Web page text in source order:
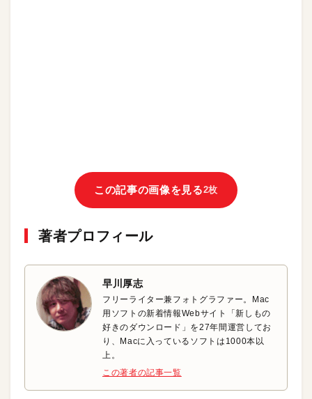
この記事の画像を見る2枚
著者プロフィール
早川厚志
フリーライター兼フォトグラファー。Mac
用ソフトの新着情報Webサイト「新しもの
好きのダウンロード」を27年間運営してお
り、Macに入っているソフトは1000本以
上。
この著者の記事一覧